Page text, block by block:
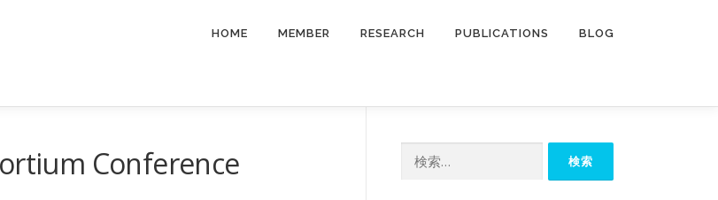
HOME MEMBER RESEARCH PUBLICATIONS BLOG
Conference